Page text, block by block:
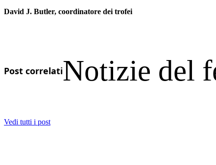
David J. Butler, coordinatore dei trofei
Post correlatiNotizie del
Vedi tutti i post